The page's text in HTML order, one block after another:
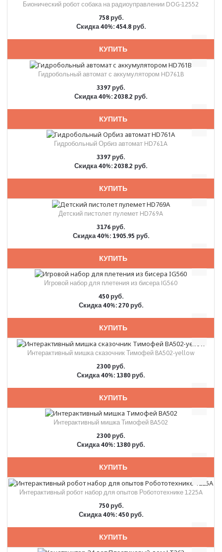
Бионический робот собака на радиоуправлении DOG-12552
758 руб.
Скидка 40%: 454.8 руб.
КУПИТЬ
Гидробольный автомат с аккумулятором HD761B
3397 руб.
Скидка 40%: 2038.2 руб.
КУПИТЬ
Гидробольный Орбиз автомат HD761A
3397 руб.
Скидка 40%: 2038.2 руб.
КУПИТЬ
Детский пистолет пулемет HD769A
3176 руб.
Скидка 40%: 1905.95 руб.
КУПИТЬ
Игровой набор для плетения из бисера IG560
450 руб.
Скидка 40%: 270 руб.
КУПИТЬ
Интерактивный мишка сказочник Тимофей BA502-yellow
2300 руб.
Скидка 40%: 1380 руб.
КУПИТЬ
Интерактивный мишка Тимофей BA502
2300 руб.
Скидка 40%: 1380 руб.
КУПИТЬ
Интерактивный робот набор для опытов Робототехнике 1225A
750 руб.
Скидка 40%: 450 руб.
КУПИТЬ